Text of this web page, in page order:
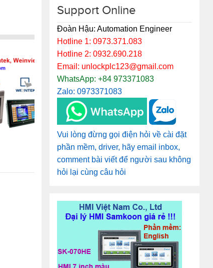
Support Online
Đoàn Hậu: Automation Engineer
Hotline 1: 0973.371.083
Hotline 2: 0932.690.218
Email: unlockplc123@gmail.com
WhatsApp: +84 973371083
Zalo: 0973371083
Vui lòng đừng gọi điện hỏi về cài đặt
phần mềm, driver, hãy email inbox,
comment bài viết để người sau không
hỏi lại cùng câu hỏi